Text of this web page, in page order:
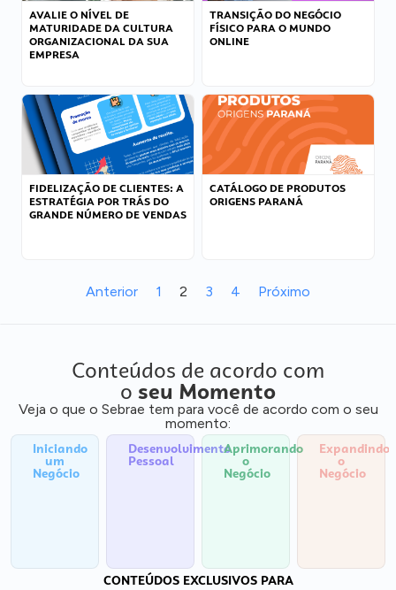
AVALIE O NÍVEL DE
MATURIDADE DA CULTURA
ORGANIZACIONAL DA SUA
EMPRESA
TRANSIÇÃO DO NEGÓCIO
FÍSICO PARA O MUNDO
ONLINE
FIDELIZAÇÃO DE CLIENTES: A
ESTRATÉGIA POR TRÁS DO
GRANDE NÚMERO DE VENDAS
CATÁLOGO DE PRODUTOS
ORIGENS PARANÁ
Anterior 1 2 3 4 Próximo
Conteúdos de acordo com
o seu Momento
Veja o que o Sebrae tem para você de acordo com o seu
momento:
Iniciando
um
Negócio
Desenvolvimento
Pessoal
Aprimorando
o
Negócio
Expandindo
o
Negócio
CONTEÚDOS EXCLUSIVOS PARA